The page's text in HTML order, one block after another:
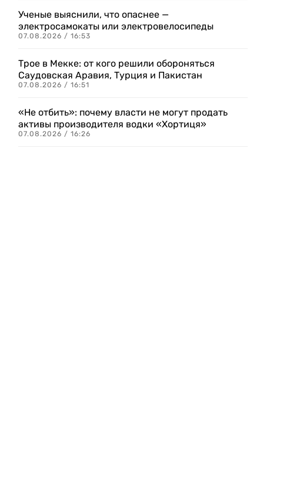
Ученые выяснили, что опаснее —
электросамокаты или электровелосипеды
07.08.2026 / 16:53
Трое в Мекке: от кого решили обороняться
Саудовская Аравия, Турция и Пакистан
07.08.2026 / 16:51
«Не отбить»: почему власти не могут продать
активы производителя водки «Хортиця»
07.08.2026 / 16:26